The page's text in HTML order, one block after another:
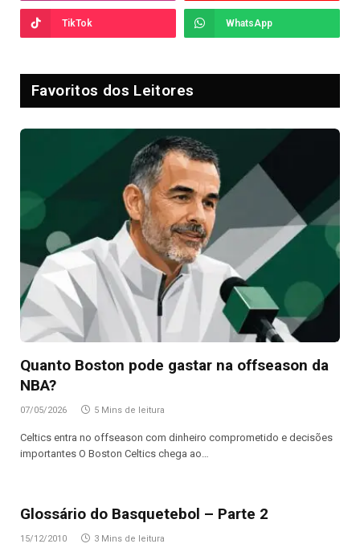
TikTok WhatsApp
Favoritos dos Leitores
Quanto Boston pode gastar na offseason da
NBA?
07/05/2026 5 Mins de leitura
Celtics entra no offseason com dinheiro comprometido e decisões
importantes O Boston Celtics chega ao…
Glossário do Basquetebol – Parte 2
15/12/2010 3 Mins de leitura